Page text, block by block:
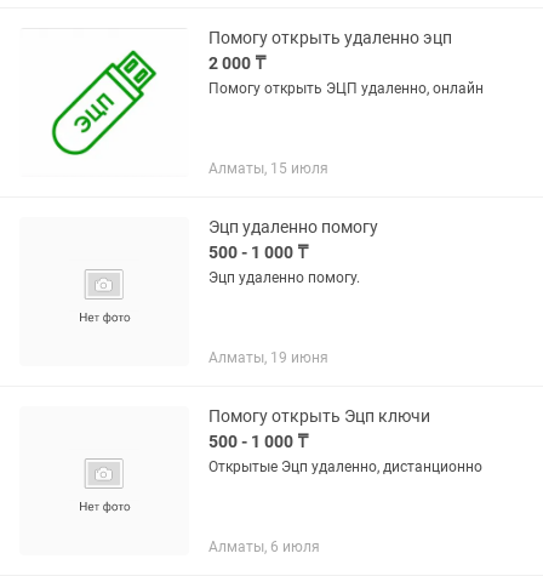
Помогу открыть удаленно эцп
2 000 ₸
Помогу открыть ЭЦП удаленно, онлайн
Алматы, 15 июля
Эцп удаленно помогу
500 - 1 000 ₸
Эцп удаленно помогу.
Алматы, 19 июня
Помогу открыть Эцп ключи
500 - 1 000 ₸
Открытые Эцп удаленно, дистанционно
Алматы, 6 июля